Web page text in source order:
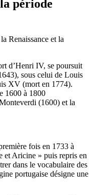
période
Renaissance et la
d’Henri IV, se poursuit
sous celui de Louis
XV (mort en 1774).
1600 à 1800
(1600) et la
fois en 1733 à
et Aricine » puis repris en
dans le vocabulaire des
portugaise désigne une